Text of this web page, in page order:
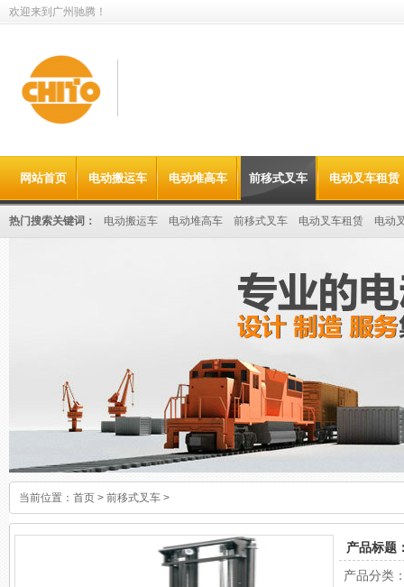
欢迎来到广州驰腾！
值得信赖的
电动叉车租赁&搬运设备出租供应商
网站首页 电动搬运车 电动堆高车 前移式叉车 电动叉车租赁
热门搜索关键词： 电动搬运车 电动堆高车 前移式叉车 电动叉车租赁 电动
当前位置： 首页 > 前移式叉车 >
产品标题
产品分类